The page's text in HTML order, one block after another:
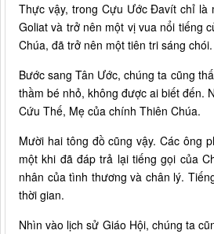
Thực vậy, trong Cựu Ước Đavít chỉ là
Goliat và trở nên một vị vua nổi tiếng
Chúa, đã trở nên một tiên tri sáng chói.
Bước sang Tân Ước, chúng ta cũng
thầm bé nhỏ, không được ai biết đến.
Cứu Thế, Mẹ của chính Thiên Chúa.
Mười hai tông đồ cũng vậy. Các ông
một khi đã đáp trả lại tiếng gọi của
nhân của tình thương và chân lý.
thời gian.
Nhìn vào lịch sử Giáo Hội, chúng ta